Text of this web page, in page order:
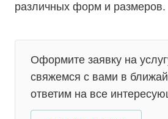
различных форм и размеров.
Оформите заявку на
свяжемся с вами в
ответим на все